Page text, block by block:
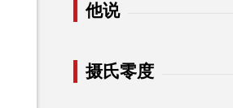
他说
摄氏零度